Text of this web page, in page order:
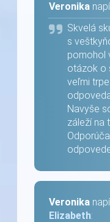
Veronika
Skvelá
s
pomohol
otázok o
veľmi
Navyše
záleží na
Veronika
Elizabeth: